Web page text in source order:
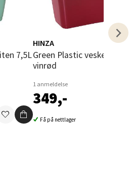
HINZA
Green Plastic veske stor 15L
vinrød
1 anmeldelse
349,-
Få på nettlager